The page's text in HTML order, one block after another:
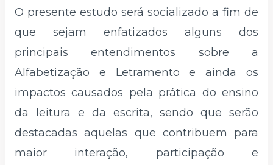
O presente estudo será socializado a fim de
que sejam enfatizados alguns dos
principais entendimentos sobre a
Alfabetização e Letramento e ainda os
impactos causados pela prática do ensino
da leitura e da escrita, sendo que serão
destacadas aquelas que contribuem para
maior interação, participação e